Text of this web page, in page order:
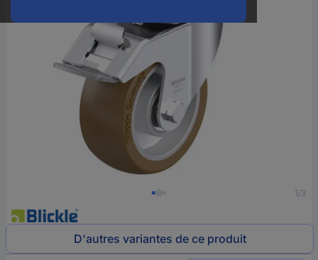
1/3
D'autres variantes de ce produit